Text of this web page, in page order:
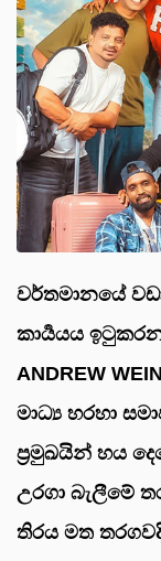
වර්තමානයේ
කාර්‍යයය ඉටුකරන
ANDREW
මාධ්‍ය හරහා
ප්‍රමුඛයින් හය
උරගා බැලීමේ
තිරය මත